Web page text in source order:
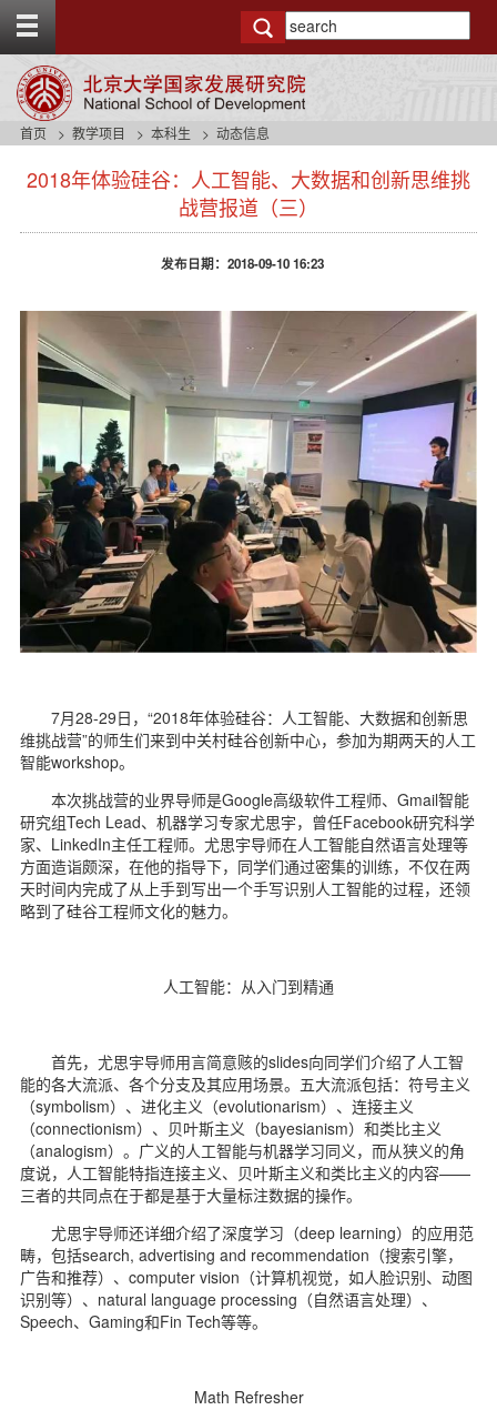
g
t
首页 教学项目 本科生 动态信息
2018年体验硅谷：人工智能、大数据和创新思维挑
战营报道（三）
发布日期：2018-09-10 16:23
7月28-29日，“2018年体验硅谷：人工智能、大数据和创新思
维挑战营”的师生们来到中关村硅谷创新中心，参加为期两天的人工
智能workshop。
本次挑战营的业界导师是Google高级软件工程师、Gmail智能
研究组Tech Lead、机器学习专家尤思宇，曾任Facebook研究科学
家、LinkedIn主任工程师。尤思宇导师在人工智能自然语言处理等
方面造诣颇深，在他的指导下，同学们通过密集的训练，不仅在两
天时间内完成了从上手到写出一个手写识别人工智能的过程，还领
略到了硅谷工程师文化的魅力。
人工智能：从入门到精通
首先，尤思宇导师用言简意赅的slides向同学们介绍了人工智
能的各大流派、各个分支及其应用场景。五大流派包括：符号主义
（symbolism）、进化主义（evolutionarism）、连接主义
（connectionism）、贝叶斯主义（bayesianism）和类比主义
（analogism）。广义的人工智能与机器学习同义，而从狭义的角
度说，人工智能特指连接主义、贝叶斯主义和类比主义的内容——
三者的共同点在于都是基于大量标注数据的操作。
尤思宇导师还详细介绍了深度学习（deep learning）的应用范
畴，包括search, advertising and recommendation（搜索引擎，
广告和推荐）、computer vision（计算机视觉，如人脸识别、动图
识别等）、natural language processing（自然语言处理）、
Speech、Gaming和Fin Tech等等。
Math Refresher